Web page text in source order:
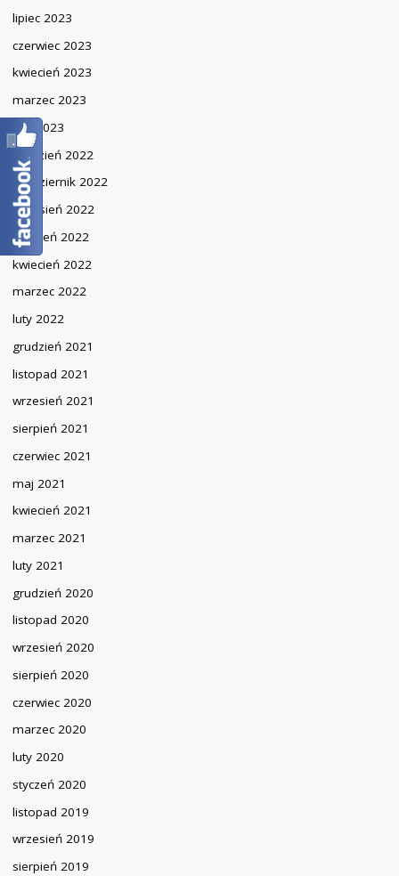
lipiec 2023
czerwiec 2023
kwiecień 2023
marzec 2023
luty 2023
grudzień 2022
październik 2022
wrzesień 2022
sierpień 2022
kwiecień 2022
marzec 2022
luty 2022
grudzień 2021
listopad 2021
wrzesień 2021
sierpień 2021
czerwiec 2021
maj 2021
kwiecień 2021
marzec 2021
luty 2021
grudzień 2020
listopad 2020
wrzesień 2020
sierpień 2020
czerwiec 2020
marzec 2020
luty 2020
styczeń 2020
listopad 2019
wrzesień 2019
sierpień 2019